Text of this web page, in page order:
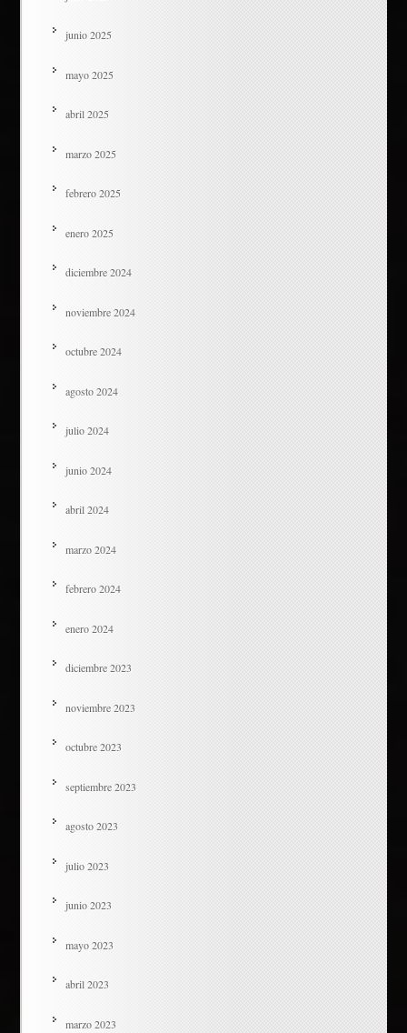
junio 2025
mayo 2025
abril 2025
marzo 2025
febrero 2025
enero 2025
diciembre 2024
noviembre 2024
octubre 2024
agosto 2024
julio 2024
junio 2024
abril 2024
marzo 2024
febrero 2024
enero 2024
diciembre 2023
noviembre 2023
octubre 2023
septiembre 2023
agosto 2023
julio 2023
junio 2023
mayo 2023
abril 2023
marzo 2023